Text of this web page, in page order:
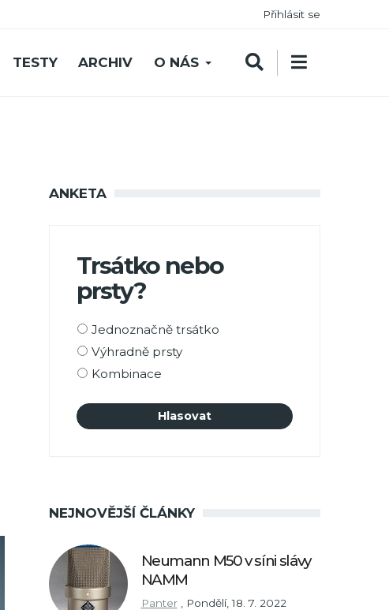
Přihlásit se
TESTY ARCHIV O NÁS
ANKETA
Trsátko nebo
prsty?
Možnosti
výběru
Jednoznačně trsátko
Výhradně prsty
Kombinace
NEJNOVĚJŠÍ ČLÁNKY
Neumann M50 v síni slávy
NAMM
Panter Pondělí, 18. 7. 2022